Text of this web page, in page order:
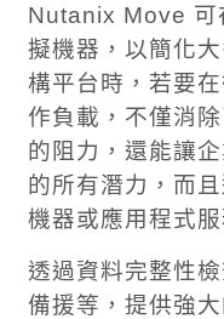
Nutanix Move 可
擬機器，以簡化
構平台時，若要
作負載，不僅消
的阻力，還能讓
的所有潛力，而
機器或應用程式服
透過資料完整性
備援等，提供強